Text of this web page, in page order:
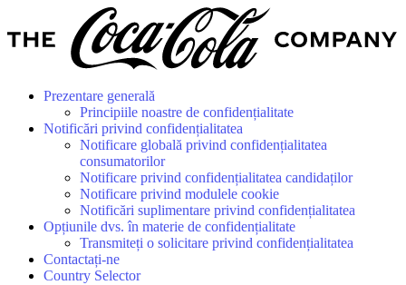
Prezentare generală
Principiile noastre de confidențialitate
Notificări privind confidențialitatea
Notificare globală privind confidențialitatea
consumatorilor
Notificare privind confidențialitatea candidaților
Notificare privind modulele cookie
Notificări suplimentare privind confidențialitatea
Opțiunile dvs. în materie de confidențialitate
Transmiteți o solicitare privind confidențialitatea
Contactați-ne
Country Selector